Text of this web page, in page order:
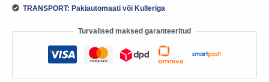
TRANSPORT: Pakiautomaati või Kulleriga
Turvalised maksed garanteeritud